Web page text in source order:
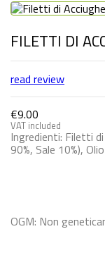
FILETTI DI
read review
€9.00
VAT included
Ingredienti: Filetti di
90%, Sale 10%),
OGM: Non